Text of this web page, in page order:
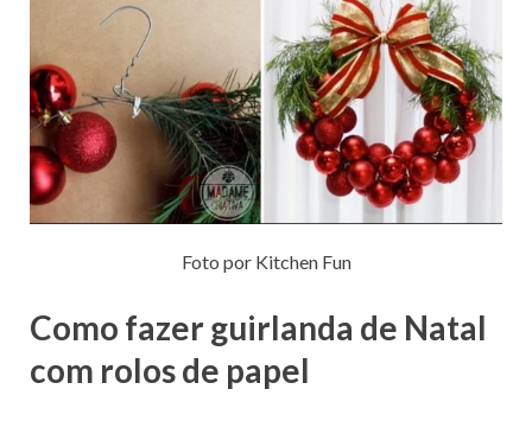
Foto por Kitchen Fun
Como fazer guirlanda de Natal
com rolos de papel